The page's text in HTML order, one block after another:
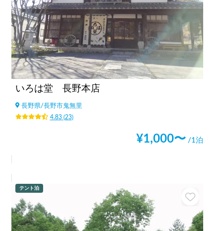
いろは堂 長野本店
長野県/長野市鬼無里
4.83(23)
¥1,000〜 /1泊
テント泊